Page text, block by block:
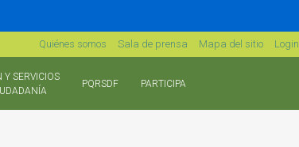
Quiénes somos Sala de prensa Mapa del sitio Login
Y SERVICIOS
PQRSDF PARTICIPA